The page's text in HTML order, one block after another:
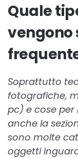
Quale
vengono
Soprattutto
fotografiche,
pc) e cose
anche la
sono molte
oggetti